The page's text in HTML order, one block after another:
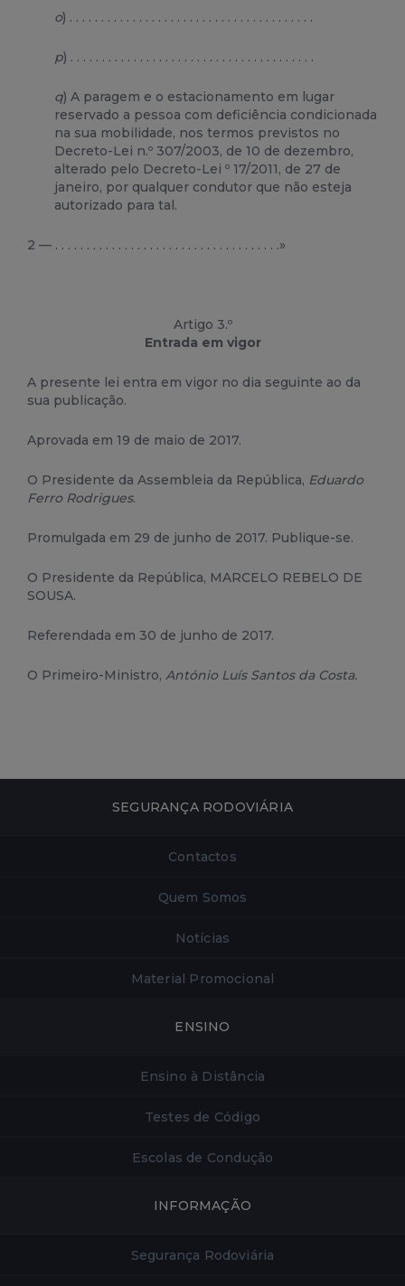
o) . . . . . . . . . . . . . . . . . . . . . . . . . . . . . . . . . . . . . . .
p) . . . . . . . . . . . . . . . . . . . . . . . . . . . . . . . . . . . . . . .
q) A paragem e o estacionamento em lugar
reservado a pessoa com deficiência condicionada
na sua mobilidade, nos termos previstos no
Decreto-Lei n.º 307/2003, de 10 de dezembro,
alterado pelo Decreto-Lei º 17/2011, de 27 de
janeiro, por qualquer condutor que não esteja
autorizado para tal.
2 — . . . . . . . . . . . . . . . . . . . . . . . . . . . . . . . . . . . .»
Artigo 3.º
Entrada em vigor
A presente lei entra em vigor no dia seguinte ao da
sua publicação.
Aprovada em 19 de maio de 2017.
O Presidente da Assembleia da República, Eduardo
Ferro Rodrigues.
Promulgada em 29 de junho de 2017. Publique-se.
O Presidente da República, MARCELO REBELO DE
SOUSA.
Referendada em 30 de junho de 2017.
O Primeiro-Ministro, António Luís Santos da Costa.
SEGURANÇA RODOVIÁRIA
Contactos
Quem Somos
Notícias
Material Promocional
ENSINO
Ensino à Distância
Testes de Código
Escolas de Condução
INFORMAÇÃO
Segurança Rodoviária